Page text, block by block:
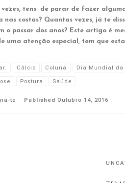
vezes, tens de parar de fazer
nas costas? Quantas vezes, já te
o passar dos anos? Este artigo é
uma atenção especial, tem que
Cálcio Coluna Dia Mundial da
Postura Saúde
te Published Outubro 14, 2016